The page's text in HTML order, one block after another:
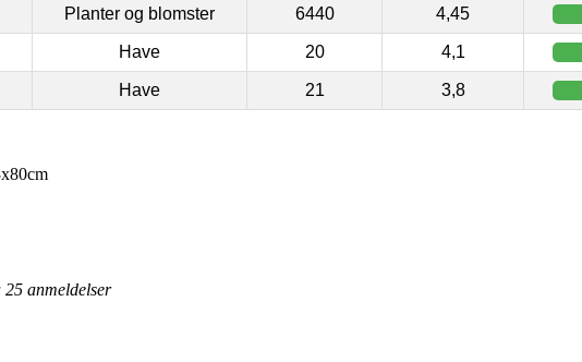
Planter og blomster 6440 4,45
Have 20 4,1
Have 21 3,8
25 anmeldelser